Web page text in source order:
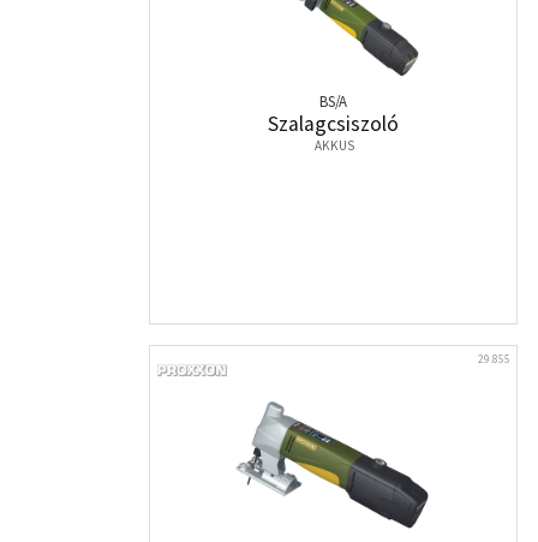
BS/A
Szalagcsiszoló
AKKUS
29.855